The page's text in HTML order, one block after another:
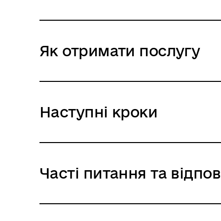
Як отримати послугу
Наступні кроки
Часті питання та